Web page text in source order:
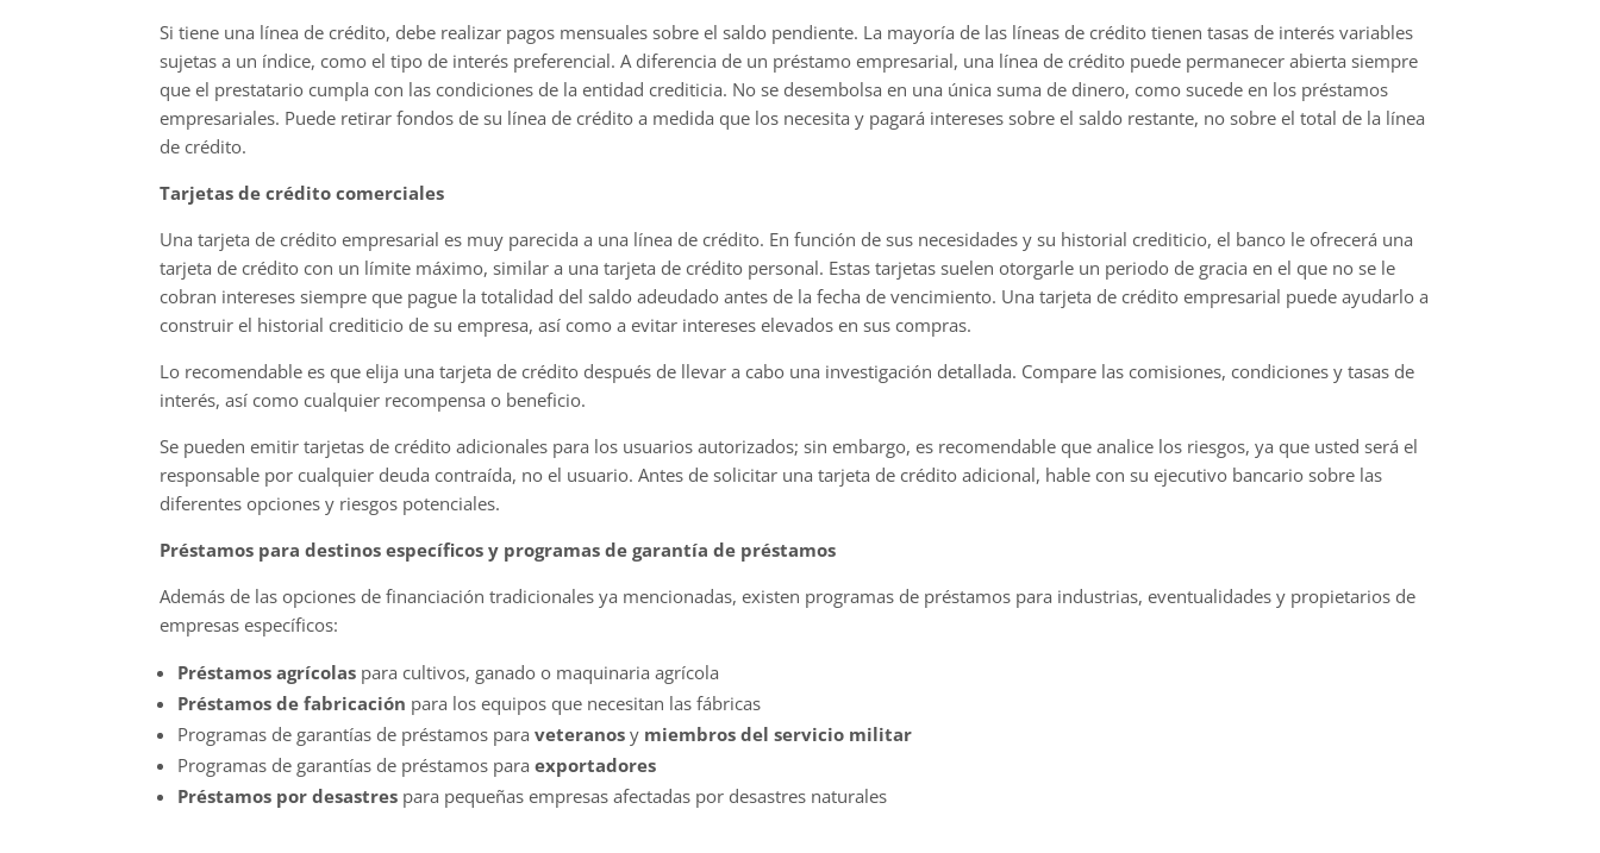
Si tiene una línea de crédito, debe realizar pagos mensuales sobre el saldo pendiente. La mayoría de las líneas de crédito tienen tasas de interés variables
sujetas a un índice, como el tipo de interés preferencial. A diferencia de un préstamo empresarial, una línea de crédito puede permanecer abierta siempre
que el prestatario cumpla con las condiciones de la entidad crediticia. No se desembolsa en una única suma de dinero, como sucede en los préstamos
empresariales. Puede retirar fondos de su línea de crédito a medida que los necesita y pagará intereses sobre el saldo restante, no sobre el total de la línea
de crédito.
Tarjetas de crédito comerciales
Una tarjeta de crédito empresarial es muy parecida a una línea de crédito. En función de sus necesidades y su historial crediticio, el banco le ofrecerá una
tarjeta de crédito con un límite máximo, similar a una tarjeta de crédito personal. Estas tarjetas suelen otorgarle un periodo de gracia en el que no se le
cobran intereses siempre que pague la totalidad del saldo adeudado antes de la fecha de vencimiento. Una tarjeta de crédito empresarial puede ayudarlo a
construir el historial crediticio de su empresa, así como a evitar intereses elevados en sus compras.
Lo recomendable es que elija una tarjeta de crédito después de llevar a cabo una investigación detallada. Compare las comisiones, condiciones y tasas de
interés, así como cualquier recompensa o beneficio.
Se pueden emitir tarjetas de crédito adicionales para los usuarios autorizados; sin embargo, es recomendable que analice los riesgos, ya que usted será el
responsable por cualquier deuda contraída, no el usuario. Antes de solicitar una tarjeta de crédito adicional, hable con su ejecutivo bancario sobre las
diferentes opciones y riesgos potenciales.
Préstamos para destinos específicos y programas de garantía de préstamos
Además de las opciones de financiación tradicionales ya mencionadas, existen programas de préstamos para industrias, eventualidades y propietarios de
empresas específicos:
Préstamos agrícolas para cultivos, ganado o maquinaria agrícola
Préstamos de fabricación para los equipos que necesitan las fábricas
Programas de garantías de préstamos paraveteranosy miembros del servicio militar
Programas de garantías de préstamos paraexportadores
Préstamos por desastres para pequeñas empresas afectadas por desastres naturales